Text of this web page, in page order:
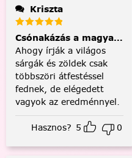
Kriszta
Csónakázás a magyar
Ahogy írják a világos
sárgák és zöldek csak
többszöri átfestéssel
fednek, de elégedett
vagyok az eredménnyel.
Hasznos? 5 0